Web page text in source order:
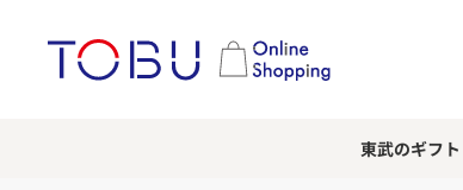
東武のギフト